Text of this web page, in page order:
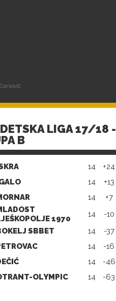
LIGA 17/18 -
B
14 +24
14 +13
14 +7
1970
14 -10
SBBET 14 -37
14 -16
14 -46
OLYMPIC 14 -63